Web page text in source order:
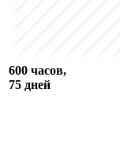
600 часов,
75 дней